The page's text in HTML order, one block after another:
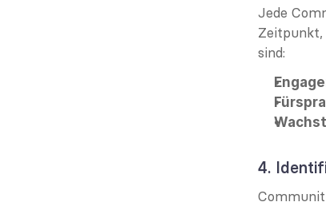
Jede
Zeitpunkt,
sind:
4.